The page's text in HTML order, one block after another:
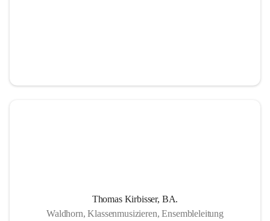
Thomas Kirbisser, BA.
Waldhorn, Klassenmusizieren, Ensembleleitung